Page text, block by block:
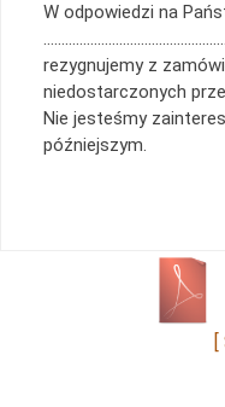
W odpowiedzi na
rezygnujemy z
niedostarczonych
Nie jesteśmy
późniejszym.
[